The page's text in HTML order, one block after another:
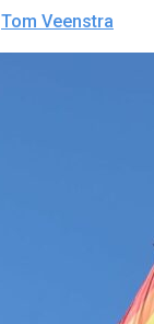
Tom Veenstra